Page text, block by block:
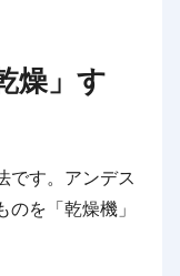
燥」す
です。アンデス
を「乾燥機」